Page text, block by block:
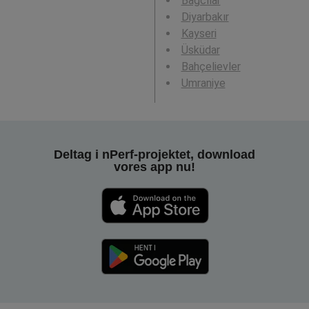
Diyarbakır
Kayseri
Üsküdar
Bahçelievler
Umraniye
Deltag i nPerf-projektet, download
vores app nu!